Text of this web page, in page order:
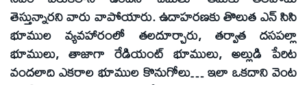
తెస్తున్నారని వారు వాపోయారు. ఉదాహరణకు తొలుత ఎన్‌ సిసి
భూముల వ్యవహారంలో తలదూర్చారు, తర్వాత దసపల్లా
భూములు, తాజాగా రేడియంట్‌ భూములు, అల్లుడి పేరిట
వందలాది ఎకరాల భూముల కొనుగోలు… ఇలా ఒకదాని వెంట